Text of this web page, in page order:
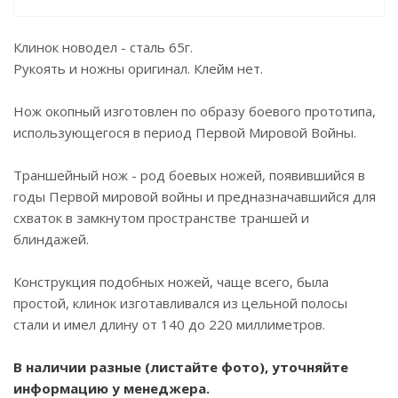
Клинок новодел - сталь 65г.
Рукоять и ножны оригинал. Клейм нет.
Нож окопный изготовлен по образу боевого прототипа,
использующегося в период Первой Мировой Войны.
Траншейный нож - род боевых ножей, появившийся в
годы Первой мировой войны и предназначавшийся для
схваток в замкнутом пространстве траншей и
блиндажей.
Конструкция подобных ножей, чаще всего, была
простой, клинок изготавливался из цельной полосы
стали и имел длину от 140 до 220 миллиметров.
В наличии разные (листайте фото), уточняйте
информацию у менеджера.